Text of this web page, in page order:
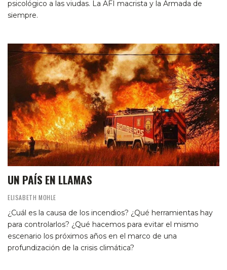
psicológico a las viudas. La AFI macrista y la Armada de
siempre.
UN PAÍS EN LLAMAS
ELISABETH MOHLE
¿Cuál es la causa de los incendios? ¿Qué herramientas hay
para controlarlos? ¿Qué hacemos para evitar el mismo
escenario los próximos años en el marco de una
profundización de la crisis climática?